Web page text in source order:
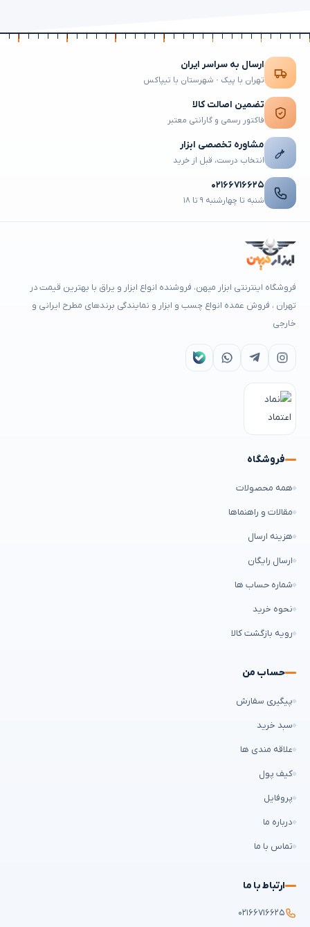
ارسال به سراسر ایران
تهران با پیک · شهرستان با تیپاکس
تضمین اصالت کالا
فاکتور رسمی و گارانتی معتبر
مشاوره تخصصی ابزار
انتخاب درست، قبل از خرید
۰۲۱۶۶۷۱۶۶۲۵
شنبه تا چهارشنبه ۹ تا ۱۸
فروشگاه اینترنتی ابزار میهن، فروشنده انواع ابزار و یراق با بهترین قیمت در
تهران ، فروش عمده انواع چسب و ابزار و نمایندگی برندهای مطرح ایرانی و
خارجی
فروشگاه
همه محصولات
مقالات و راهنماها
هزینه ارسال
ارسال رایگان
شماره حساب ها
نحوه خرید
رویه بازگشت کالا
حساب من
پیگیری سفارش
سبد خرید
علاقه مندی ها
کیف پول
پروفایل
درباره ما
تماس با ما
ارتباط با ما
۰۲۱۶۶۷۱۶۶۲۵